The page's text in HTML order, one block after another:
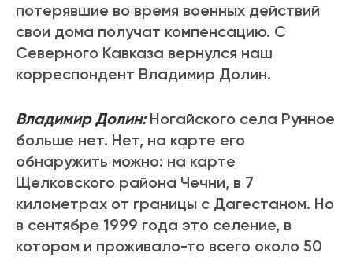
потерявшие во время военных действий
свои дома получат компенсацию. С
Северного Кавказа вернулся наш
корреспондент Владимир Долин.
Владимир Долин:Ногайского села Рунное
больше нет. Нет, на карте его
обнаружить можно: на карте
Щелковского района Чечни, в 7
километрах от границы с Дагестаном. Но
в сентябре 1999 года это селение, в
котором и проживало-то всего около 50